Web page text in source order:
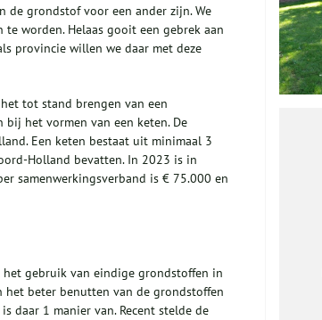
de grondstof voor een ander zijn. We
worden. Helaas gooit een gebrek aan
provincie willen we daar met deze
tot stand brengen van een
het vormen van een keten. De
Een keten bestaat uit minimaal 3
Holland bevatten. In 2023 is in
samenwerkingsverband is € 75.000 en
gebruik van eindige grondstoffen in
het beter benutten van de grondstoffen
daar 1 manier van. Recent stelde de